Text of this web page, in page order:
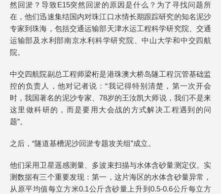
然回淤？导致E15突然回淤的原因是什么？为了寻找问题所
在，他们迅速集结国内对珠江口水情长期跟踪研究的知名泥沙
专家到珠海，包括交通运输部天津水运工程科学研究院、交通
运输部及水利部南京水利科学研究院、中山大学和中交四航
院。
中交四航院副总工程师梁桁是港珠澳大桥岛隧工程沉管基础监
控的负责人，他对记者说：“我记得特别清楚，第一次开会
时，我国著名的泥沙专家、78岁的王汝凯大师说，我们不是来
这里做科研的，而是要用大会战的方式解决工程遇到的问
题”。
之后，“隧道基槽泥沙回淤专题攻关组”成立。
他们采用卫星遥感测量、多波束扫描与水体含砂量测定仪。实
测数据有三个重要发现：第一，这片海区的水体含砂量异常，
从原平均值每立方米0.1公斤含砂量上升到0.5-0.6公斤每立方